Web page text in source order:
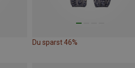
Du sparst 46%